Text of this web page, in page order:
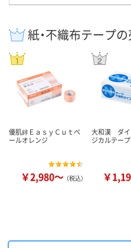
紙・不織布テープ
優肌絆ＥａｓｙＣｕｔペ
ールオレンジ
￥2,980～ （税込）
大和漢 ダイ
ジカルテー
￥